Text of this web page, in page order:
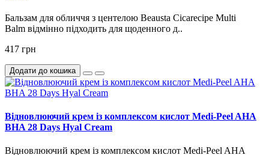
Бальзам для обличчя з центелою Beausta Cicarecipe Multi
Balm відмінно підходить для щоденного д..
417 грн
Додати до кошика
Відновлюючий крем із комплексом кислот Medi-Peel AHA
BHA 28 Days Hyal Cream
Відновлюючий крем із комплексом кислот Medi-Peel AHA